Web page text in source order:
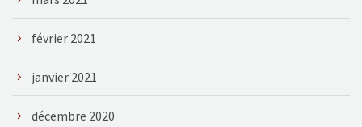
février 2021
janvier 2021
décembre 2020